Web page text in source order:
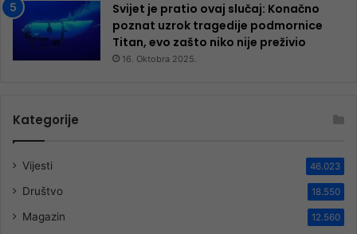
Svijet je pratio ovaj slučaj: Konačno
poznat uzrok tragedije podmornice
Titan, evo zašto niko nije preživio
16. Oktobra 2025.
Kategorije
Vijesti 46.023
Društvo 18.550
Magazin 12.560